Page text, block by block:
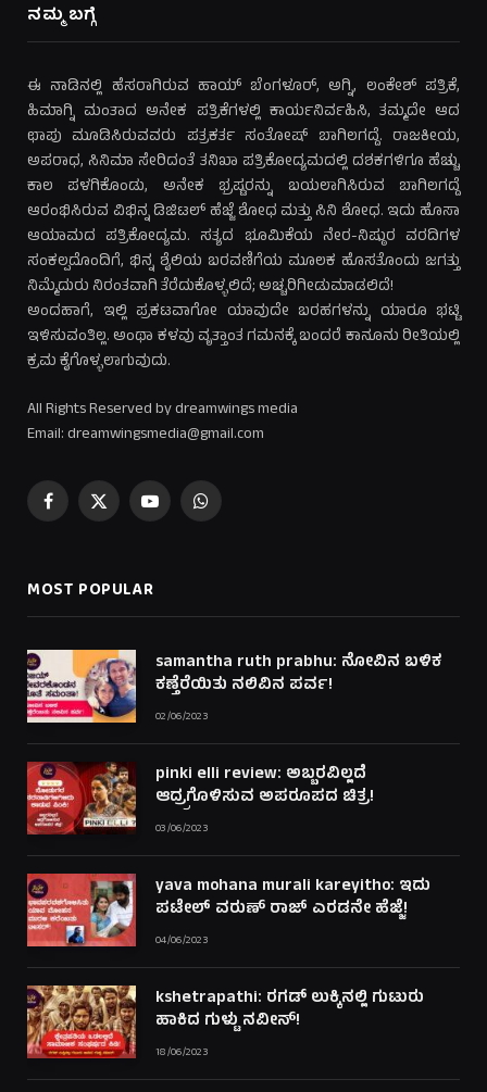
ನಮ್ಮ ಬಗ್ಗೆ
ಈ ನಾಡಿನಲ್ಲಿ ಹೆಸರಾಗಿರುವ ಹಾಯ್ ಬೆಂಗಳೂರ್, ಅಗ್ನಿ, ಲಂಕೇಶ್ ಪತ್ರಿಕೆ,
ಹಿಮಾಗ್ನಿ ಮಂತಾದ ಅನೇಕ ಪತ್ರಿಕೆಗಳಲ್ಲಿ ಕಾರ್ಯನಿರ್ವಹಿಸಿ, ತಮ್ಮದೇ ಆದ
ಛಾಪು ಮೂಡಿಸಿರುವವರು ಪತ್ರಕರ್ತ ಸಂತೋಷ್ ಬಾಗಿಲಗದ್ದೆ. ರಾಜಕೀಯ,
ಅಪರಾಧ, ಸಿನಿಮಾ ಸೇರಿದಂತೆ ತನಿಖಾ ಪತ್ರಿಕೋದ್ಯಮದಲ್ಲಿ ದಶಕಗಳಿಗೂ ಹೆಚ್ಚು
ಕಾಲ ಪಳಗಿಕೊಂಡು, ಅನೇಕ ಭ್ರಷ್ಟರನ್ನು ಬಯಲಾಗಿಸಿರುವ ಬಾಗಿಲಗದ್ದೆ
ಆರಂಭಿಸಿರುವ ವಿಭಿನ್ನ ಡಿಜಿಟಲ್ ಹೆಜ್ಜೆ ಶೋಧ ಮತ್ತು ಸಿನಿ ಶೋಧ. ಇದು ಹೊಸಾ
ಆಯಾಮದ ಪತ್ರಿಕೋದ್ಯಮ. ಸತ್ಯದ ಭೂಮಿಕೆಯ ನೇರ-ನಿಷ್ಠುರ ವರದಿಗಳ
ಸಂಕಲ್ಪದೊಂದಿಗೆ, ಭಿನ್ನ ಶೈಲಿಯ ಬರವಣಿಗೆಯ ಮೂಲಕ ಹೊಸತೊಂದು ಜಗತ್ತು
ನಿಮ್ಮೆದುರು ನಿರಂತವಾಗಿ ತೆರೆದುಕೊಳ್ಳಲಿದೆ; ಅಚ್ಚರಿಗೀಡುಮಾಡಲಿದೆ!
ಅಂದಹಾಗೆ, ಇಲ್ಲಿ ಪ್ರಕಟವಾಗೋ ಯಾವುದೇ ಬರಹಗಳನ್ನು ಯಾರೂ ಭಟ್ಟಿ
ಇಳಿಸುವಂತಿಲ್ಲ. ಅಂಥಾ ಕಳವು ವೃತ್ತಾಂತ ಗಮನಕ್ಕೆ ಬಂದರೆ ಕಾನೂನು ರೀತಿಯಲ್ಲಿ
ಕ್ರಮ ಕೈಗೊಳ್ಳಲಾಗುವುದು.
All Rights Reserved by dreamwings media
Email: dreamwingsmedia@gmail.com
Facebook
X
YouTubeWhatsApp
MOST POPULAR
samantha ruth prabhu: ನೋವಿನ ಬಳಿಕ
ಕಣ್ತೆರೆಯಿತು ನಲಿವಿನ ಪರ್ವ!
02/06/2023
pinki elli review: ಅಬ್ಬರವಿಲ್ಲದೆ
ಆದ್ರ್ರಗೊಳಿಸುವ ಅಪರೂಪದ ಚಿತ್ರ!
03/06/2023
yava mohana murali kareyitho: ಇದು
ಪಟೇಲ್ ವರುಣ್ ರಾಜ್ ಎರಡನೇ ಹೆಜ್ಜೆ!
04/06/2023
kshetrapathi: ರಗಡ್ ಲುಕ್ಕಿನಲ್ಲಿ ಗುಟುರು
ಹಾಕಿದ ಗುಳ್ಟು ನವೀನ್!
18/06/2023